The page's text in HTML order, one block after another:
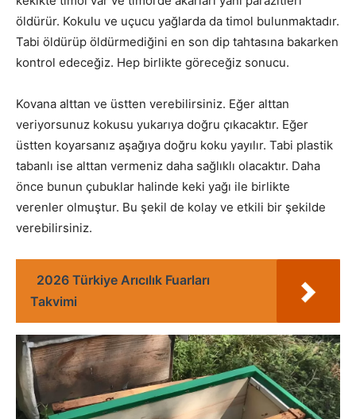
öldürür. Kokulu ve uçucu yağlarda da timol bulunmaktadır.
Tabi öldürüp öldürmediğini en son dip tahtasına bakarken
kontrol edeceğiz. Hep birlikte göreceğiz sonucu.
Kovana alttan ve üstten verebilirsiniz. Eğer alttan
veriyorsunuz kokusu yukarıya doğru çıkacaktır. Eğer
üstten koyarsanız aşağıya doğru koku yayılır. Tabi plastik
tabanlı ise alttan vermeniz daha sağlıklı olacaktır. Daha
önce bunun çubuklar halinde keki yağı ile birlikte
verenler olmuştur. Bu şekil de kolay ve etkili bir şekilde
verebilirsiniz.
2026 Türkiye Arıcılık Fuarları
Takvimi